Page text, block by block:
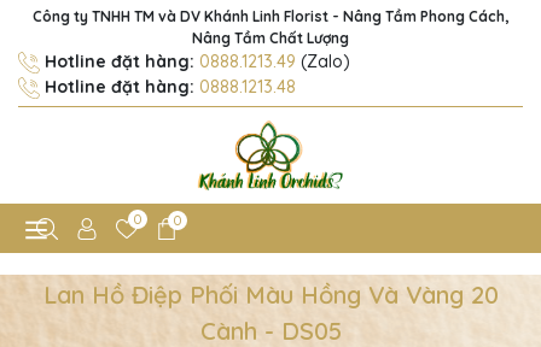
Công ty TNHH TM và DV Khánh Linh Florist - Nâng Tầm Phong Cách,
Nâng Tầm Chất Lượng
Hotline đặt hàng: 0888.1213.49 (Zalo)
Hotline đặt hàng: 0888.1213.48
0 0
Lan Hồ Điệp Phối Màu Hồng Và Vàng 20
Cành - DS05